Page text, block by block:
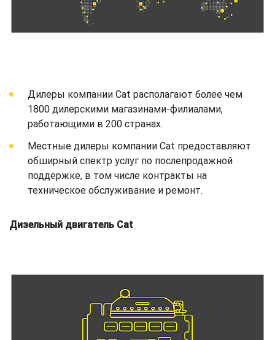
Дилеры компании Cat располагают более чем
1800 дилерскими магазинами-филиалами,
работающими в 200 странах.
Местные дилеры компании Cat предоставляют
обширный спектр услуг по послепродажной
поддержке, в том числе контракты на
техническое обслуживание и ремонт.
Дизельный двигатель Cat